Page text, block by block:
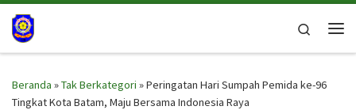
Skip to content
Search
Beranda »Tak Berkategori »Peringatan Hari Sumpah Pemida ke-96
Tingkat Kota Batam, Maju Bersama Indonesia Raya